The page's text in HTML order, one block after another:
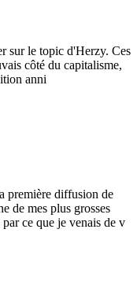
sur le topic d'Herzy. Ces
côté du capitalisme,
anni
première diffusion de
de mes plus grosses
ce que je venais de v